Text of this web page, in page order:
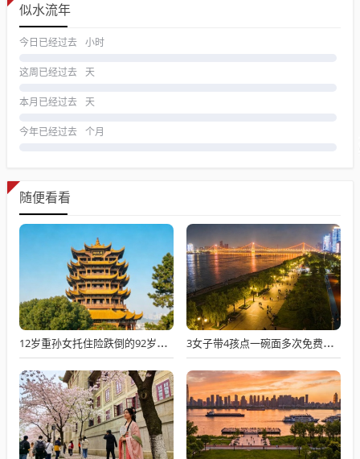
似水流年
今日已经过去 小时
这周已经过去 天
本月已经过去 天
今年已经过去 个月
随便看看
12岁重孙女托住险跌倒的92岁太爷爷 3女子带4孩点一碗面多次免费续面